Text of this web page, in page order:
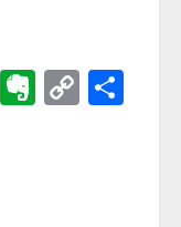
WeChat
Evernote
Copy
Link